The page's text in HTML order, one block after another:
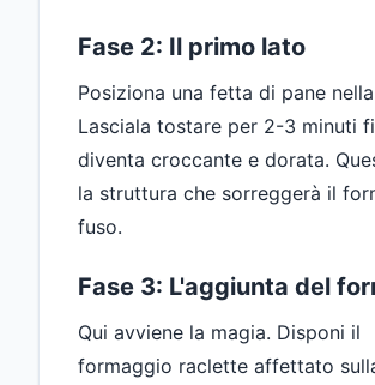
Fase 2: Il primo lato
Posiziona una fetta di pane
Lasciala tostare per 2-3 minuti
diventa croccante e dorata.
la struttura che sorreggerà il
fuso.
Fase 3: L'aggiunta del
Qui avviene la magia. Disponi il
formaggio raclette affettato